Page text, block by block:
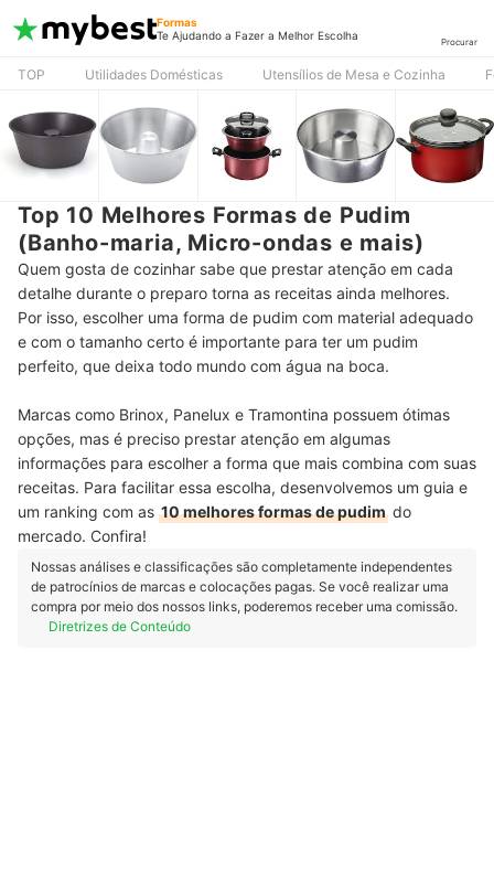
Formas
Te Ajudando a Fazer a Melhor Escolha
Procurar
TOP Utilidades Domésticas Utensílios de Mesa e Cozinha
Top 10 Melhores Formas de Pudim
(Banho-maria, Micro-ondas e mais)
Quem gosta de cozinhar sabe que prestar atenção em cada
detalhe durante o preparo torna as receitas ainda melhores.
Por isso, escolher uma forma de pudim com material adequado
e com o tamanho certo é importante para ter um pudim
perfeito, que deixa todo mundo com água na boca.
Marcas como Brinox, Panelux e Tramontina possuem ótimas
opções, mas é preciso prestar atenção em algumas
informações para escolher a forma que mais combina com suas
receitas. Para facilitar essa escolha, desenvolvemos um guia e
um ranking com as 10 melhores formas de pudim do
mercado. Confira!
Nossas análises e classificações são completamente independentes
de patrocínios de marcas e colocações pagas. Se você realizar uma
compra por meio dos nossos links, poderemos receber uma comissão.
Diretrizes de Conteúdo